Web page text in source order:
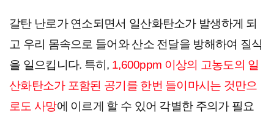
갈탄 난로가 연소되면서 일산화탄소가 발생하게 되
고 우리 몸속으로 들어와 산소 전달을 방해하여 질식
을 일으킵니다. 특히, 1,600ppm 이상의 고농도의 일
산화탄소가 포함된 공기를 한번 들이마시는 것만으
로도 사망에 이르게 할 수 있어 각별한 주의가 필요